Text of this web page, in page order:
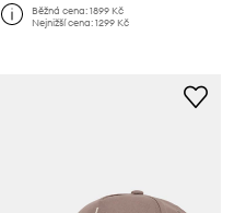
Běžná cena:1899 Kč
Nejnižší cena:1299 Kč